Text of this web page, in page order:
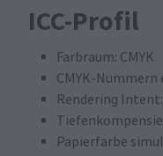
ICC-Profil
Farbraum: CMYK
CMYK-
Rendering
Papierfarbe